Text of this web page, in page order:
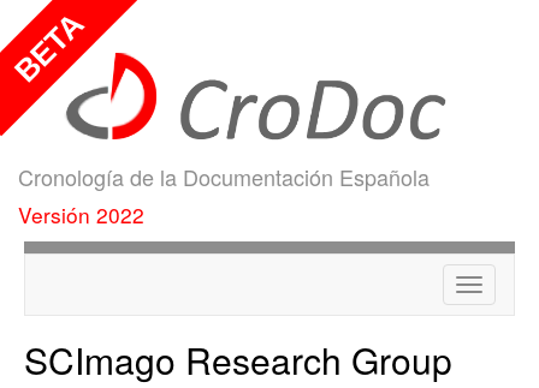
Cronología de la Documentación Española
Versión 2022
Menú
SCImago Research Group